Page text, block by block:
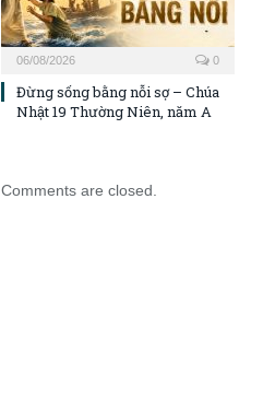
06/08/2026 0
Đừng sống bằng nỗi sợ – Chúa
Nhật 19 Thường Niên, năm A
Comments are closed.